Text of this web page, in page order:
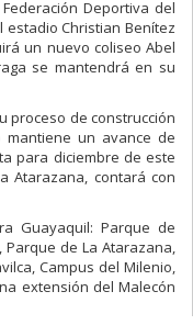
Deportiva del
Christian Benítez
un nuevo coliseo Abel
se mantendrá en su
proceso de construcción
un avance de
para diciembre de este
Atarazana, contará con
Guayaquil: Parque de
Parque de La Atarazana,
Campus del Milenio,
extensión del Malecón